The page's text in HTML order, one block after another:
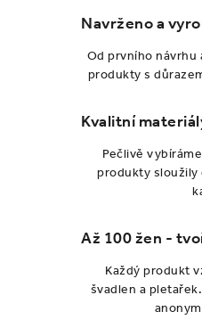
PŘIHLÁŠENÍ
Blog Kontakt
Navrženo a
Od prvního návrhu
produkty s
Kvalitní
Pečlivě
produkty sloužily
Až 100 žen -
Každý produkt
švadlen a